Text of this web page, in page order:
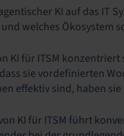
KI auf das IT
welches Ökosystem
KI für ITSM
sie vordefinierten
effektiv sind, haben
KI für ITSM führt